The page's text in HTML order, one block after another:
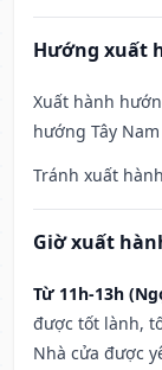
Hướng xuất
Xuất hành
hướng Tây
Tránh xuất
Giờ xuất
Từ 11h-13h
được tốt lành,
Nhà cửa được